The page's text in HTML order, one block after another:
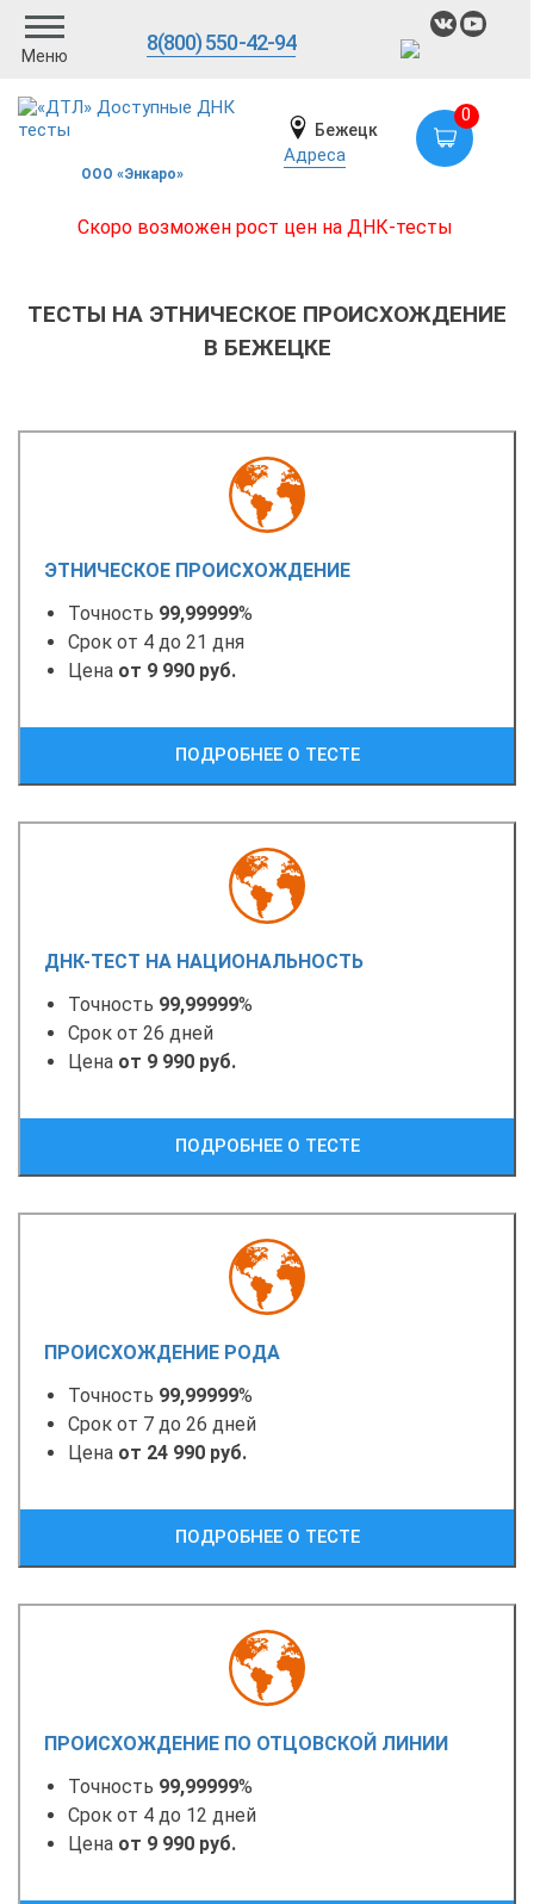
Меню
8(800) 550-42-94
ООО «Энкаро»
Бежецк
Адреса
0
Скоро возможен рост цен на ДНК-тесты
ТЕСТЫ НА ЭТНИЧЕСКОЕ ПРОИСХОЖДЕНИЕ
В БЕЖЕЦКЕ
ЭТНИЧЕСКОЕ ПРОИСХОЖДЕНИЕ
Точность 99,99999%
Срок от 4 до 21 дня
Цена от 9 990 руб.
ПОДРОБНЕЕ О ТЕСТЕ
ДНК-ТЕСТ НА НАЦИОНАЛЬНОСТЬ
Точность 99,99999%
Срок от 26 дней
Цена от 9 990 руб.
ПОДРОБНЕЕ О ТЕСТЕ
ПРОИСХОЖДЕНИЕ РОДА
Точность 99,99999%
Срок от 7 до 26 дней
Цена от 24 990 руб.
ПОДРОБНЕЕ О ТЕСТЕ
ПРОИСХОЖДЕНИЕ ПО ОТЦОВСКОЙ ЛИНИИ
Точность 99,99999%
Срок от 4 до 12 дней
Цена от 9 990 руб.